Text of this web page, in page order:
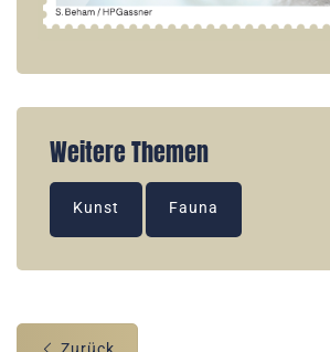
Weitere Themen
Kunst Fauna
Zurück